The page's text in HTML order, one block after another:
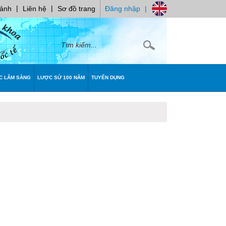
| Liên hệ | Sơ đồ trang Đăng nhập |
LÂM SÀNG LƯỢC SỬ 100 NĂM TUYỂN DỤNG